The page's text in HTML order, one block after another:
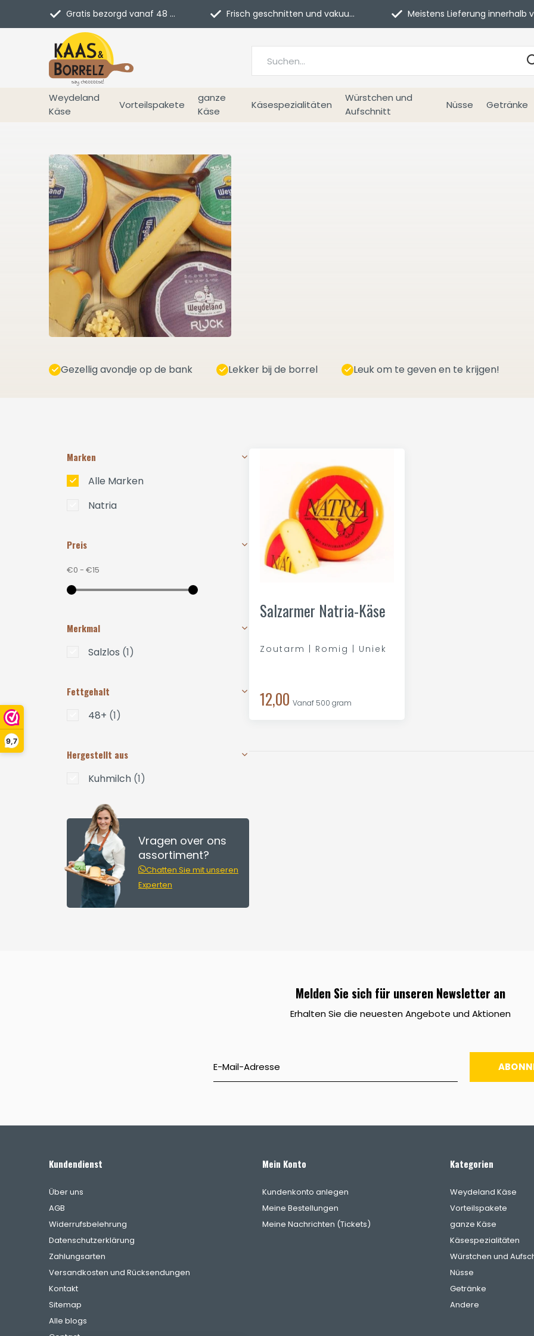
9,7
Weydeland
Käse
Vorteilspakete
ganze
Käse
Käsespezialitäten
Würstchen und
Aufschnitt
Nüsse Getränke
Gratis bezorgd vanaf 48 euro in NL Frisch geschnitten und vakuumverpackt. Meistens Lieferung innerhalb von 3 Tagen
Gezellig avondje op de bank Lekker bij de borrel Leuk om te geven en te krijgen!
Salzarmer Natria-Käse
Zoutarm | Romig | Uniek
12,00 Vanaf 500 gram
Marken
Alle Marken
Natria
Preis
€0 - €15
Merkmal
Salzlos (1)
Fettgehalt
48+ (1)
Hergestellt aus
Kuhmilch (1)
Vragen over ons
assortiment?
Chatten Sie mit unseren
Experten
Melden Sie sich für unseren Newsletter an
Erhalten Sie die neuesten Angebote und Aktionen
Kundendienst
Über uns
AGB
Widerrufsbelehrung
Datenschutzerklärung
Zahlungsarten
Versandkosten und Rücksendungen
Kontakt
Sitemap
Alle blogs
Mein Konto
Kundenkonto anlegen
Meine Bestellungen
Meine Nachrichten (Tickets)
Kategorien
Weydeland Käse
Vorteilspakete
ganze Käse
Käsespezialitäten
Würstchen und
Nüsse
Getränke
Andere